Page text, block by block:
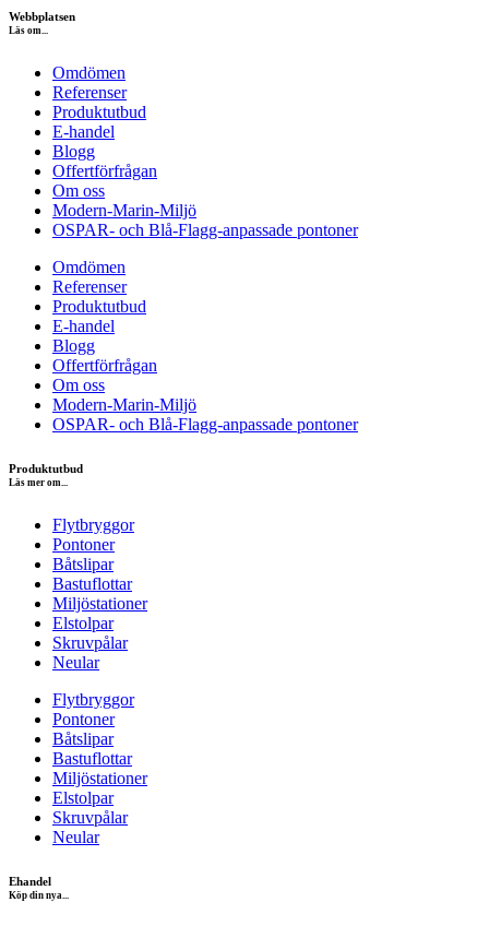
Webbplatsen
Läs om...
Omdömen
Referenser
Produktutbud
E-handel
Blogg
Offertförfrågan
Om oss
Modern-Marin-Miljö
OSPAR- och Blå-Flagg-anpassade pontoner
Omdömen
Referenser
Produktutbud
E-handel
Blogg
Offertförfrågan
Om oss
Modern-Marin-Miljö
OSPAR- och Blå-Flagg-anpassade pontoner
Produktutbud
Läs mer om...
Flytbryggor
Pontoner
Båtslipar
Bastuflottar
Miljöstationer
Elstolpar
Skruvpålar
Neular
Flytbryggor
Pontoner
Båtslipar
Bastuflottar
Miljöstationer
Elstolpar
Skruvpålar
Neular
Ehandel
Köp din nya...